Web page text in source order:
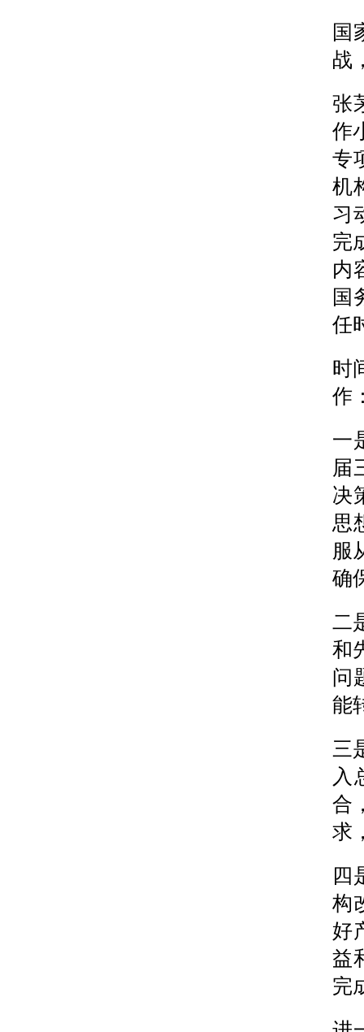
国
战
张
作
专
机
习
完
内
国
任
时
作
一
届
决
思
服
确
二
和
问
能
三
入
合
求
四
构
好
益
完